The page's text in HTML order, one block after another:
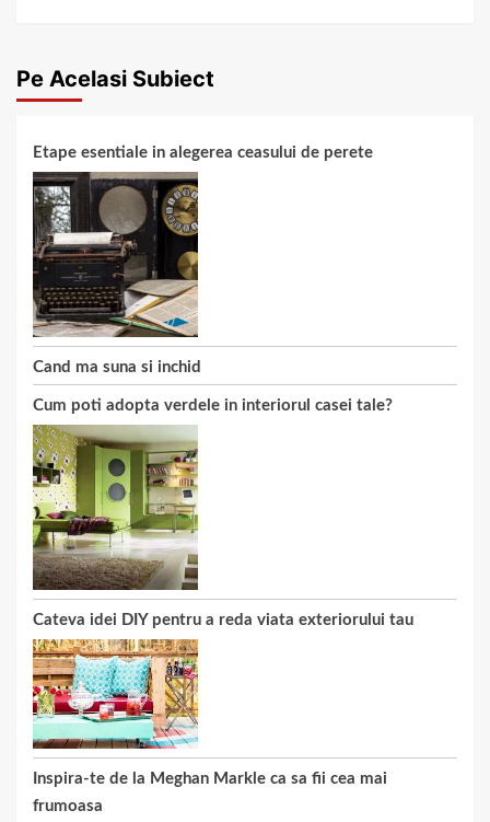
Pe Acelasi Subiect
Etape esentiale in alegerea ceasului de perete
Cand ma suna si inchid
Cum poti adopta verdele in interiorul casei tale?
Cateva idei DIY pentru a reda viata exteriorului tau
Inspira-te de la Meghan Markle ca sa fii cea mai
frumoasa